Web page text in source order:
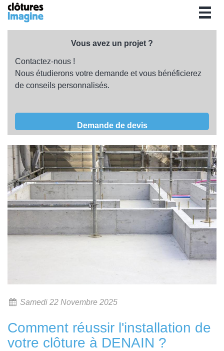
Vous avez un projet ?
Contactez-nous !
Nous étudierons votre demande et vous bénéficierez
de conseils personnalisés.
Demande de devis
Samedi 22 Novembre 2025
Comment réussir l'installation de
votre clôture à DENAIN ?